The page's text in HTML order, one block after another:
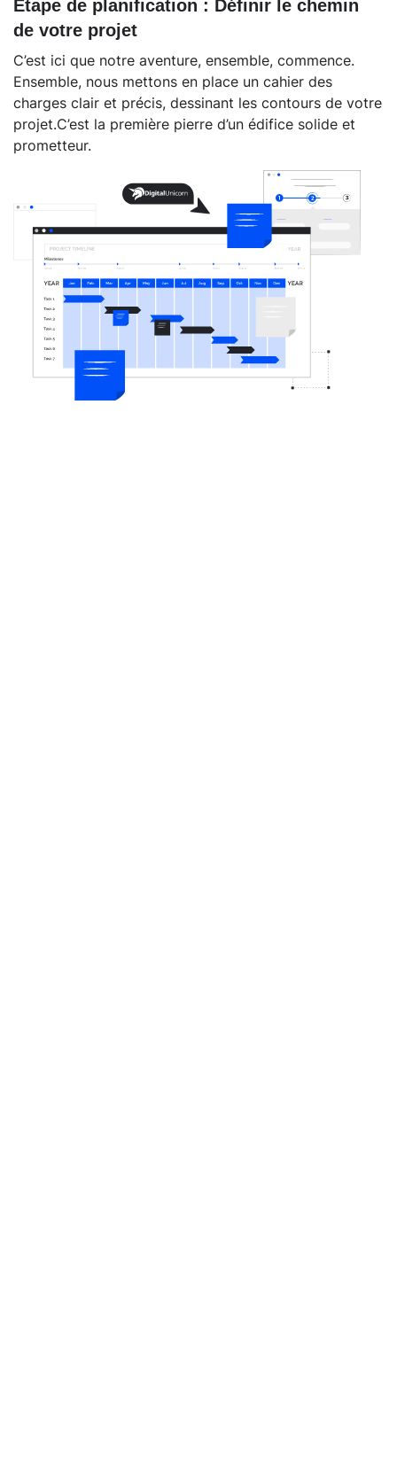
Étape de planification : Définir le chemin
de votre projet
C’est ici que notre aventure, ensemble, commence.
Ensemble, nous mettons en place un cahier des
charges clair et précis, dessinant les contours de votre
projet.C’est la première pierre d’un édifice solide et
prometteur.